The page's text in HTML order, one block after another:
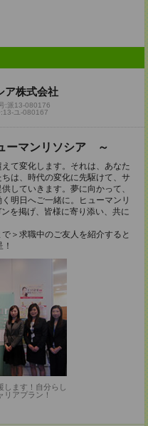
ア株式会社
:派13-080176
ユ-080167
ーマンリソシア ～
て変化します。それは、あなた
は、時代の変化に先駆けて、サ
していきます。夢に向かって、
明日へご一緒に。ヒューマンリ
を掲げ、皆様に寄り添い、共に
＞求職中のご友人を紹介すると
ます！自分らし
リアプラン！